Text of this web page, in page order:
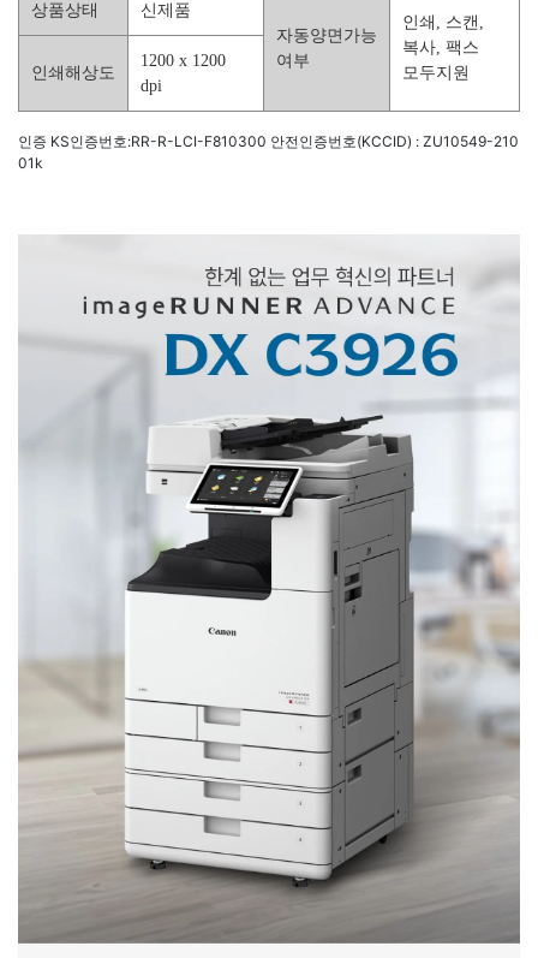
상품상태
신제품
자동양면가능
여부
인쇄, 스캔,
복사, 팩스
모두지원
인쇄해상도
1200 x 1200
dpi
인증 KS인증번호:RR-R-LCI-F810300 안전인증번호(KCCID) : ZU10549-210
01k